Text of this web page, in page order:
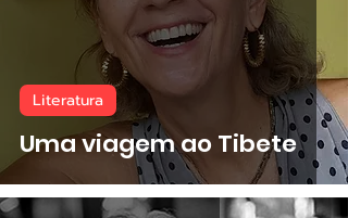
Uma viagem ao Tibete
Literatura